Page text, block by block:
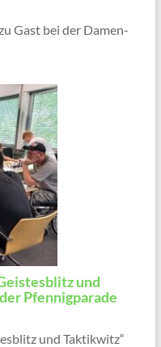
Gast bei der Damen-
und
Pfennigparade
und Taktikwitz“